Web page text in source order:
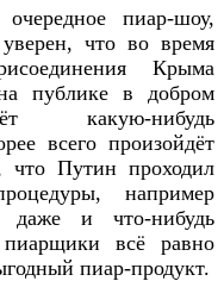
пиар-шоу,
что во время
Крыма
публике в добром
какую-нибудь
всего произойдёт
Путин проходил
например
даже и что-нибудь
пиарщики всё равно
пиар-продукт.